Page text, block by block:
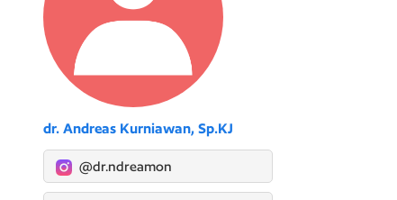
dr. Andreas Kurniawan, Sp.KJ
@dr.ndreamon